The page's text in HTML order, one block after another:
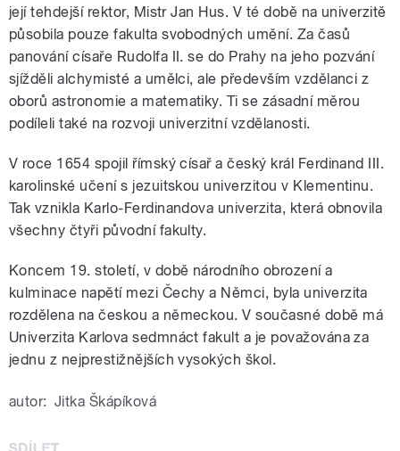
její tehdejší rektor, Mistr Jan Hus. V té době na univerzitě
působila pouze fakulta svobodných umění. Za časů
panování císaře Rudolfa II. se do Prahy na jeho pozvání
sjížděli alchymisté a umělci, ale především vzdělanci z
oborů astronomie a matematiky. Ti se zásadní měrou
podíleli také na rozvoji univerzitní vzdělanosti.
V roce 1654 spojil římský císař a český král Ferdinand III.
karolinské učení s jezuitskou univerzitou v Klementinu.
Tak vznikla Karlo-Ferdinandova univerzita, která obnovila
všechny čtyři původní fakulty.
Koncem 19. století, v době národního obrození a
kulminace napětí mezi Čechy a Němci, byla univerzita
rozdělena na českou a německou. V současné době má
Univerzita Karlova sedmnáct fakult a je považována za
jednu z nejprestižnějších vysokých škol.
autor: Jitka Škápíková